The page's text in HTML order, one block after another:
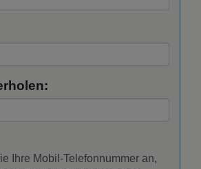
Ihre Mobil-Telefonnummer an,